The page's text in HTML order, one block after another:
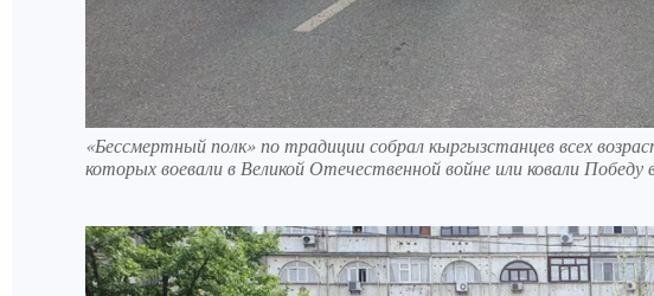
«Бессмертный полк» по традиции собрал кыргызстанцев всех
которых воевали в Великой Отечественной войне или ковали Победу